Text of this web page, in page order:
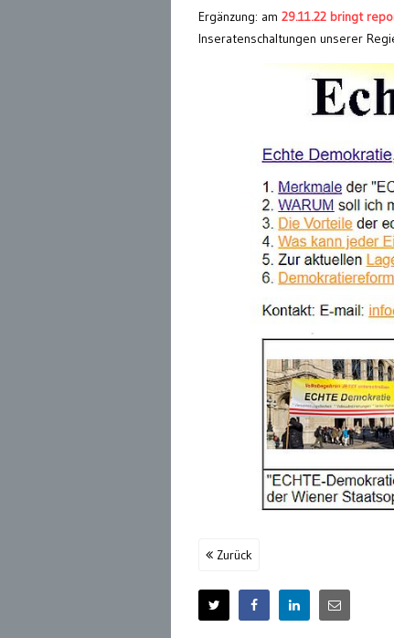
Ergänzung: am 29.11.22 bringt
Inseratenschaltungen unserer
Zurück